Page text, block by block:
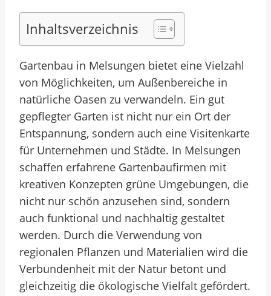
Inhaltsverzeichnis
Gartenbau in Melsungen bietet eine Vielzahl
von Möglichkeiten, um Außenbereiche in
natürliche Oasen zu verwandeln. Ein gut
gepflegter Garten ist nicht nur ein Ort der
Entspannung, sondern auch eine Visitenkarte
für Unternehmen und Städte. In Melsungen
schaffen erfahrene Gartenbaufirmen mit
kreativen Konzepten grüne Umgebungen, die
nicht nur schön anzusehen sind, sondern
auch funktional und nachhaltig gestaltet
werden. Durch die Verwendung von
regionalen Pflanzen und Materialien wird die
Verbundenheit mit der Natur betont und
gleichzeitig die ökologische Vielfalt gefördert.